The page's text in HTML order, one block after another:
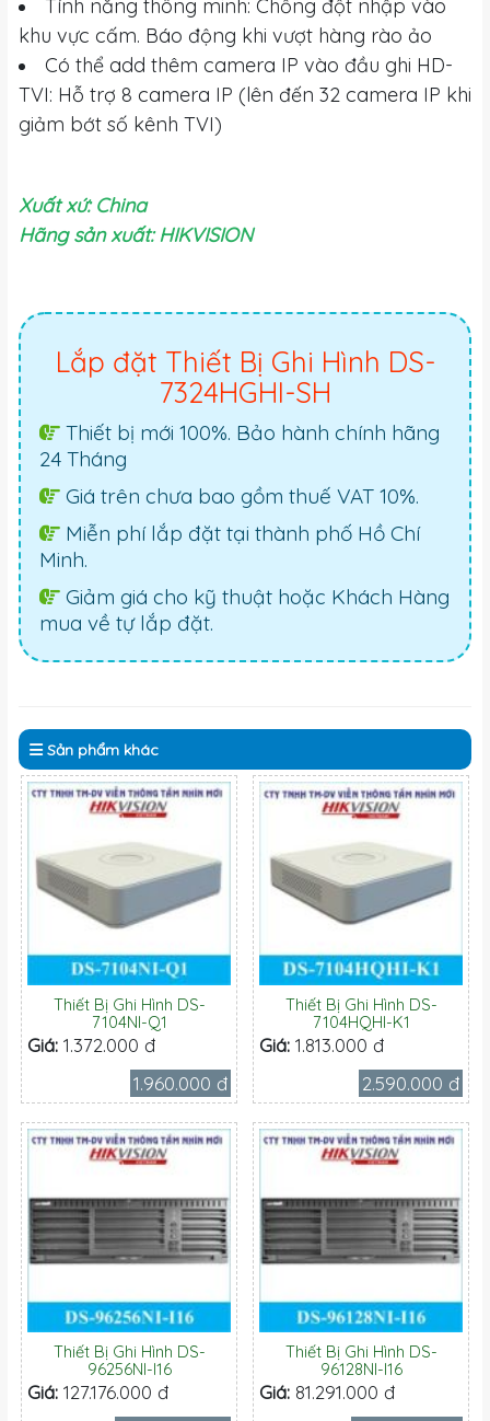
Tính năng thông minh: Chống đột nhập vào
khu vực cấm. Báo động khi vượt hàng rào ảo
Có thể add thêm camera IP vào đầu ghi HD-
TVI: Hỗ trợ 8 camera IP (lên đến 32 camera IP khi
giảm bớt số kênh TVI)
Xuất xứ: China
Hãng sản xuất: HIKVISION
Lắp đặt Thiết Bị Ghi Hình DS-
7324HGHI-SH
Thiết bị mới 100%. Bảo hành chính hãng
24 Tháng
Giá trên chưa bao gồm thuế VAT 10%.
Miễn phí lắp đặt tại thành phố Hồ Chí
Minh.
Giảm giá cho kỹ thuật hoặc Khách Hàng
mua về tự lắp đặt.
Sản phẩm khác
Thiết Bị Ghi Hình DS-
7104NI-Q1
Giá: 1.372.000 đ
1.960.000 đ
Thiết Bị Ghi Hình DS-
7104HQHI-K1
Giá: 1.813.000 đ
2.590.000 đ
Thiết Bị Ghi Hình DS-
96256NI-I16
Giá: 127.176.000 đ
Thiết Bị Ghi Hình DS-
96128NI-I16
Giá: 81.291.000 đ